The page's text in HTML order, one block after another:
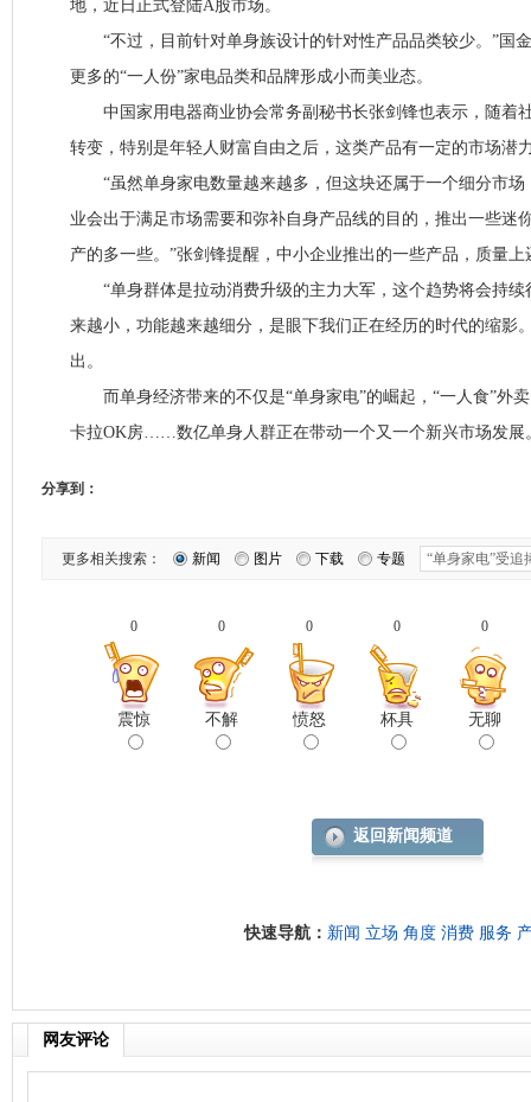
地，近日正式登陆A股市场。
“不过，目前针对单身族设计的针对性产品品类较少。”国
更多的“一人份”家电品类和品牌形成小而美业态。
中国家用电器商业协会常务副秘书长张剑锋也表示，随着
转变，特别是年轻人财富自由之后，这类产品有一定的市场潜
“虽然单身家电数量越来越多，但这块还属于一个细分市场
业会出于满足市场需要和弥补自身产品线的目的，推出一些迷
产的多一些。”张剑锋提醒，中小企业推出的一些产品，质量
“单身群体是拉动消费升级的主力大军，这个趋势将会持续
来越小，功能越来越细分，是眼下我们正在经历的时代的缩影
出。
而单身经济带来的不仅是“单身家电”的崛起，“一人食”外卖
卡拉OK房……数亿单身人群正在带动一个又一个新兴市场发展
分享到：
更多相关搜索： 新闻 图片 下载 专题
0
震惊
0
不解
0
愤怒
0
杯具
0
无聊
返回新闻频道
快速导航： 新闻 立场 角度 消费 服务
网友评论